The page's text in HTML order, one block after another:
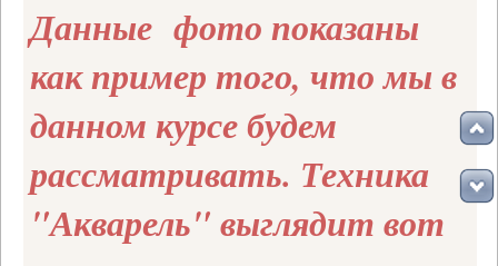
Данные фото показаны
как пример того, что мы в
данном курсе будем
рассматривать. Техника
"Акварель" выглядит вот